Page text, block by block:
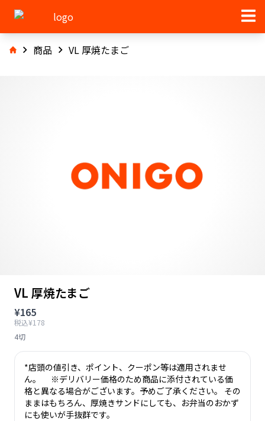
商品 VL 厚焼たまご
VL 厚焼たまご
¥165
税込¥178
4切
*店頭の値引き、ポイント、クーポン等は適用されませ
ん。 ※デリバリー価格のため商品に添付されている価
格と異なる場合がございます。予めご了承ください。 その
ままはもちろん、厚焼きサンドにしても、お弁当のおかず
にも使いが手抜群です。